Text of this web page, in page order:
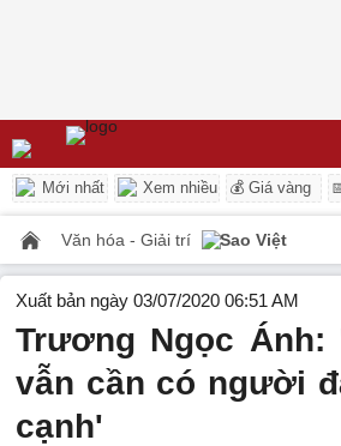
Mới nhất Xem nhiều 💰 Giá vàng
Văn hóa - Giải trí Sao Việt
Xuất bản ngày 03/07/2020 06:51 AM
Trương Ngọc Ánh:
vẫn cần có người
cạnh'